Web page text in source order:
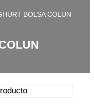
BOLSA COLUN